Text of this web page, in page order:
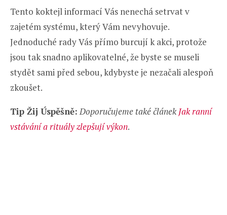
Tento koktejl informací Vás nenechá setrvat v
zajetém systému, který Vám nevyhovuje.
Jednoduché rady Vás přímo burcují k akci, protože
jsou tak snadno aplikovatelné, že byste se museli
stydět sami před sebou, kdybyste je nezačali alespoň
zkoušet.
Tip Žij Úspěšně:Doporučujeme také článek Jak ranní
vstávání a rituály zlepšují výkon.